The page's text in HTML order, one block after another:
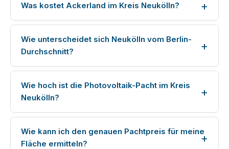
Was kostet Ackerland im Kreis Neukölln?
Wie unterscheidet sich Neukölln vom Berlin-
Durchschnitt?
Wie hoch ist die Photovoltaik-Pacht im Kreis
Neukölln?
Wie kann ich den genauen Pachtpreis für meine
Fläche ermitteln?